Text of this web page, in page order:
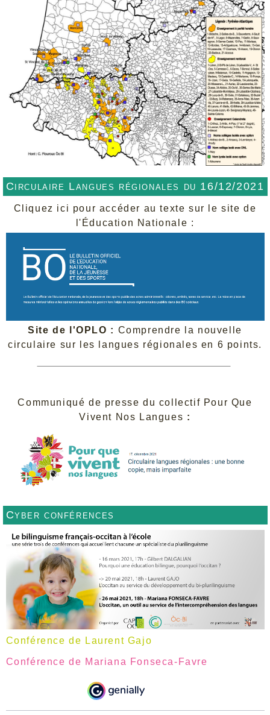
Circulaire Langues régionales du 16/12/2021
Cliquez ici pour accéder au texte sur le site de
l'Éducation Nationale :
Site de l'OPLO : Comprendre la nouvelle
circulaire sur les langues régionales en 6 points.
Communiqué de presse du collectif Pour Que
Vivent Nos Langues :
Cyber conférences
Conférence de Laurent Gajo
Conférence de Mariana Fonseca-Favre